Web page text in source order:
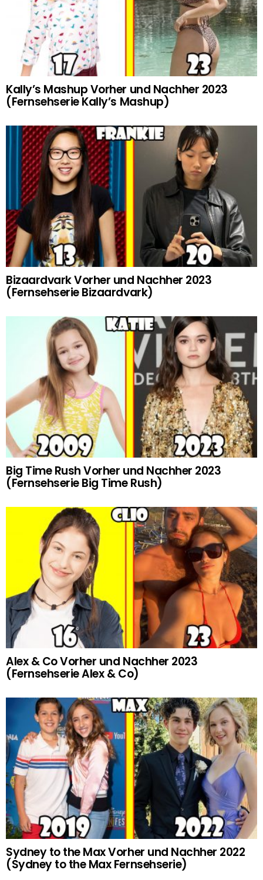
Kally’s Mashup Vorher und Nachher 2023
(Fernsehserie Kally’s Mashup)
Bizaardvark Vorher und Nachher 2023
(Fernsehserie Bizaardvark)
Big Time Rush Vorher und Nachher 2023
(Fernsehserie Big Time Rush)
Alex & Co Vorher und Nachher 2023
(Fernsehserie Alex & Co)
Sydney to the Max Vorher und Nachher 2022
(Sydney to the Max Fernsehserie)